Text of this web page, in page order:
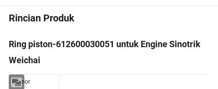
Rincian Produk
Ring piston-612600030051 untuk Engine Sinotrik
Weichai